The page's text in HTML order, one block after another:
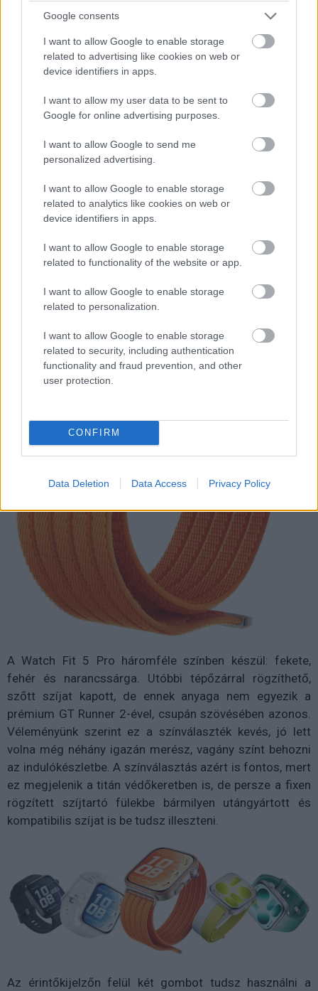
Google consents
I want to allow Google to enable storage
related to advertising like cookies on web or
device identifiers in apps.
I want to allow my user data to be sent to
Google for online advertising purposes.
I want to allow Google to send me
personalized advertising.
I want to allow Google to enable storage
related to analytics like cookies on web or
device identifiers in apps.
I want to allow Google to enable storage
related to functionality of the website or app.
I want to allow Google to enable storage
related to personalization.
I want to allow Google to enable storage
related to security, including authentication
functionality and fraud prevention, and other
user protection.
CONFIRM
Data Deletion Data Access Privacy Policy
A gyártónak sikerült a kávát a tavalyinál is kisebbre, 1,8
mm vastagra vékonyítania mind a négy oldalon, a kijelző
ezáltal nagyobb lehetett: 1,92"-os. A felhasznált,
frissítésre képes, vagyis aktív Always On Display mellett
1 Hz-re is képes lelassítani a frissítést, ezáltal kímélve az
akkumulátort. A maximális fényerő akár 3000 nit lehet,
ami a GT 6 Pro értékével egyezik meg és elegendő
ahhoz, hogy tűző napsütésben is lásd az óra kijelzőjén
A Watch Fit 5 Pro háromféle színben készül: fekete,
fehér és narancssárga. Utóbbi tépőzárral rögzíthető,
szőtt szíjat kapott, de ennek anyaga nem egyezik a
prémium GT Runner 2-ével, csupán szövésében azonos.
Véleményünk szerint ez a színválaszték kevés, jó lett
volna még néhány igazán merész, vagány színt behozni
az indulókészletbe. A színválasztás azért is fontos, mert
ez megjelenik a titán védőkeretben is, de persze a fixen
rögzített szíjtartó fülekbe bármilyen utángyártott és
kompatibilis szíjat is be tudsz illeszteni.
Az érintőkijelzőn felül két gombot tudsz használni a